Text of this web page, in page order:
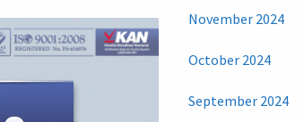
November 2024
October 2024
September 2024